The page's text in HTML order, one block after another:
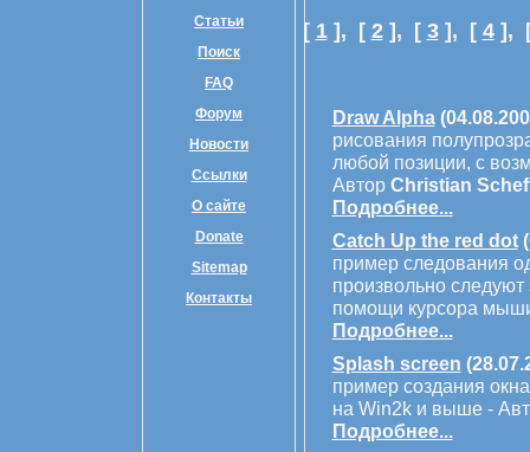
[ 1], [ 2], [ 3], [ 4],
Draw Alpha
рисования
любой позиции, с
Автор Christian
Подробнее...
Catch Up the red dot
пример следования
произвольно
помощи курсора
Подробнее...
Splash screen
пример создания
на Win2k и выше -
Подробнее...
Статьи
Поиск
FAQ
Форум
Новости
Ссылки
О сайте
Donate
Sitemap
Контакты